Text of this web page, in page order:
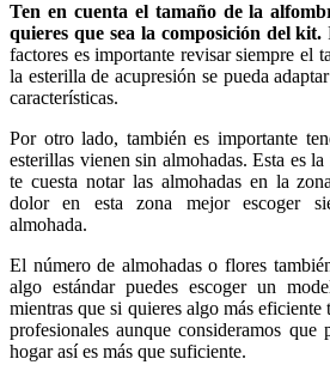
Ten en cuenta el tamaño de la
quieres que sea la composición del kit.
factores es importante revisar siempre el
la esterilla de acupresión se pueda
características.
Por otro lado, también es importante
esterillas vienen sin almohadas. Esta es
te cuesta notar las almohadas en la
dolor en esta zona mejor escoger
almohada.
El número de almohadas o flores
algo estándar puedes escoger un
mientras que si quieres algo más
profesionales aunque consideramos que
hogar así es más que suficiente.